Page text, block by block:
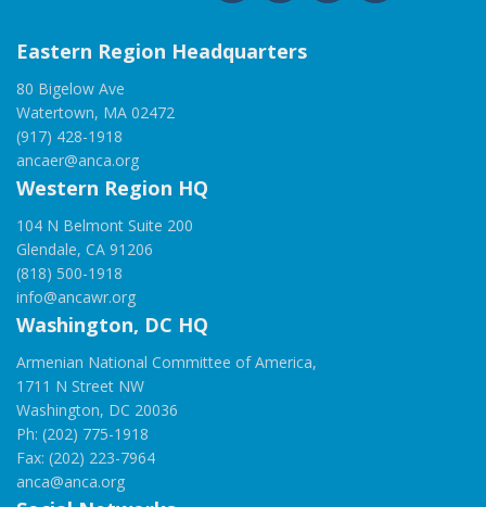
Eastern Region Headquarters
80 Bigelow Ave
Watertown, MA 02472
(917) 428-1918
ancaer@anca.org
Western Region HQ
104 N Belmont Suite 200
Glendale, CA 91206
(818) 500-1918
info@ancawr.org
Washington, DC HQ
Armenian National Committee of America,
1711 N Street NW
Washington, DC 20036
Ph: (202) 775-1918
Fax: (202) 223-7964
anca@anca.org